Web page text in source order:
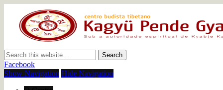
Centro Budista Tibetano
Facebook
Show Navigation Hide Navigation